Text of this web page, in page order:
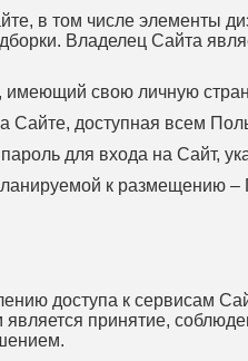
в том числе элементы
Владелец Сайта
имеющий свою личную
Сайте, доступная всем
для входа на Сайт,
к размещению
доступа к сервисам
принятие,